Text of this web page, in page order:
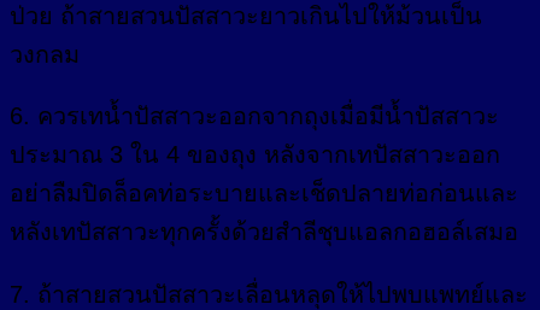
ป่วย ถ้าสายสวนปัสสาวะยาวเกินไปให้ม้วนเป็น
วงกลม
6. ควรเทน้ำปัสสาวะออกจากถุงเมื่อมีน้ำปัสสาวะ
ประมาณ 3 ใน 4 ของถุง หลังจากเทปัสสาวะออก
อย่าลืมปิดล็อคท่อระบายและเช็ดปลายท่อก่อนและ
หลังเทปัสสาวะทุกครั้งด้วยสำลีชุบแอลกอฮอล์เสมอ
7. ถ้าสายสวนปัสสาวะเลื่อนหลุดให้ไปพบแพทย์และ